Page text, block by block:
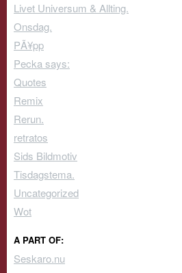
Livet Universum & Allting.
Onsdag.
PÃ¥pp
Pecka says:
Quotes
Remix
Rerun.
retratos
Sids Bildmotiv
Tisdagstema.
Uncategorized
Wot
A PART OF:
Seskaro.nu